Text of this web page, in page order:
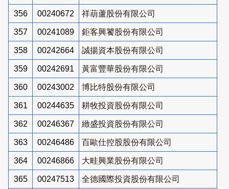
356 00240672 祥葫蘆股份有限公司
357 00241089 鉅客興饕股份有限公司
358 00242664 誠揚資本股份有限公司
359 00242691 黃富豐華股份有限公司
360 00243002 博比特股份有限公司
361 00244635 耕牧投資股份有限公司
362 00246367 緻盛投資股份有限公司
363 00246486 百歐仕控股股份有限公司
364 00246866 大畦興業股份有限公司
365 00247513 全德國際投資股份有限公司